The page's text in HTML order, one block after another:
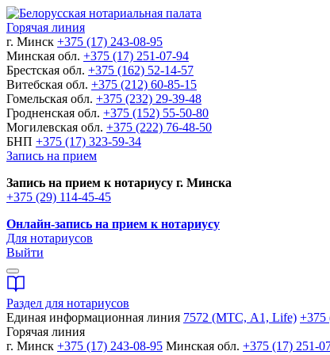
Горячая линия
г. Минск +375 (17) 243-08-95
Минская обл. +375 (17) 251-07-94
Брестская обл. +375 (162) 52-14-57
Витебская обл. +375 (212) 60-85-15
Гомельская обл. +375 (232) 29-39-48
Гродненская обл. +375 (152) 55-50-80
Могилевская обл. +375 (222) 76-48-50
БНП +375 (17) 323-59-34
Запись на прием
Запись на прием к нотариусу г. Минска
+375 (29) 114-45-45
Онлайн-запись на прием к нотариусу
Для нотариусов
Выйти
Раздел для нотариусов
Единая информационная линия 7572 (МТС, A1, Life) +375
Горячая линия
г. Минск +375 (17) 243-08-95 Минская обл. +375 (17) 251-